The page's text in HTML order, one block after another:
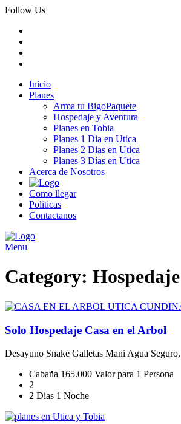
Follow Us
Inicio
Planes
Arma tu BigoPaquete
Hospedaje y Aventura
Planes en Tobia
Planes 1 Dia en Utica
Planes 2 Dias en Utica
Planes 3 Días en Utica
Acerca de Nosotros
Como llegar
Politicas
Contactanos
Menu
Category:
Solo Hospedaje Casa en el Arbol
Desayuno Snake Galletas Mani Agua
Cabaña 165.000 Valor para 1 Persona
2
2 Dias 1 Noche